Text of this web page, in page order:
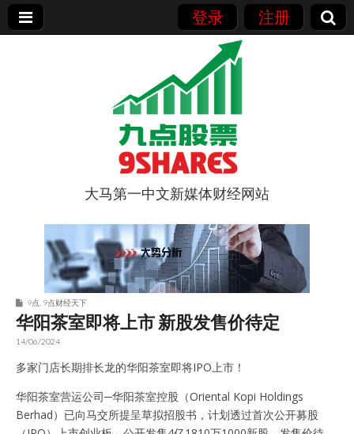
登录 注册
9点股票
大马第一中文新媒体财经网站
9点 9点财经天下
华阳茶室即将上市 新股发售价待定
14/06/2024
多家门店长期排长龙的华阳茶室即将IPO上市！
华阳茶室营运公司─华阳茶室控股（Oriental Kopi Holdings
Berhad）已向马交所提呈草拟招股书，计划透过首次公开募股